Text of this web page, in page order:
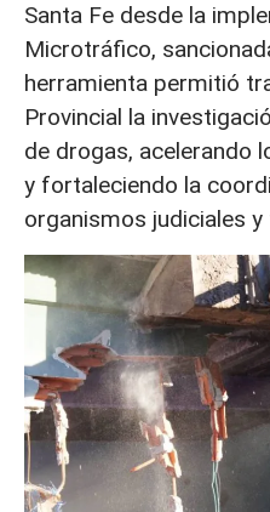
Santa Fe desde la
Microtráfico,
herramienta permitió
Provincial la
de drogas, acelerando
y fortaleciendo la
organismos judiciales